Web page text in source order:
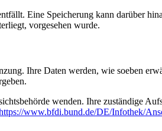
Eine Speicherung kann darüber
vorgesehen wurde.
Ihre Daten werden, wie soeben
wenden. Ihre zuständige
www.bfdi.bund.de/DE/Infothek/